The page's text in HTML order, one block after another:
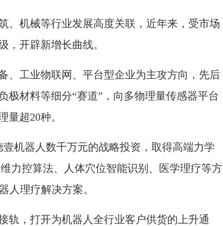
机械等行业发展高度关联，近年来，受市场
，开辟新增长曲线。
工业物联网、平台型企业为主攻方向，先后
极材料等细分“赛道”，向多物理量传感器平台
量超20种。
机器人数千万元的战略投资，取得高端力学
力控算法、人体穴位智能识别、医学理疗等方
人理疗解决方案。
，打开为机器人全行业客户供货的上升通